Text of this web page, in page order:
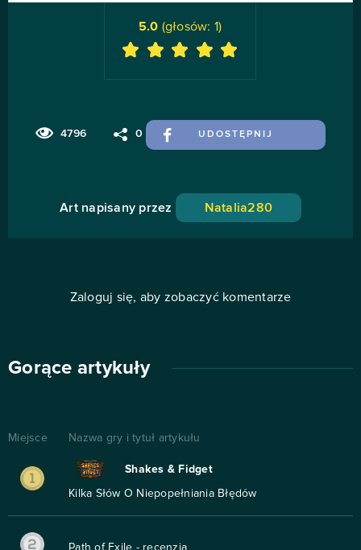
4796 0 UDOSTĘPNIJ
5.0 (głosów: 1)
Art napisany przez Natalia280
Zaloguj się, aby zobaczyć komentarze
Gorące artykuły
Miejsce Nazwa gry i tytuł artykułu
Shakes & Fidget
Kilka Słów O Niepopełniania Błędów
Path of Exile - recenzja